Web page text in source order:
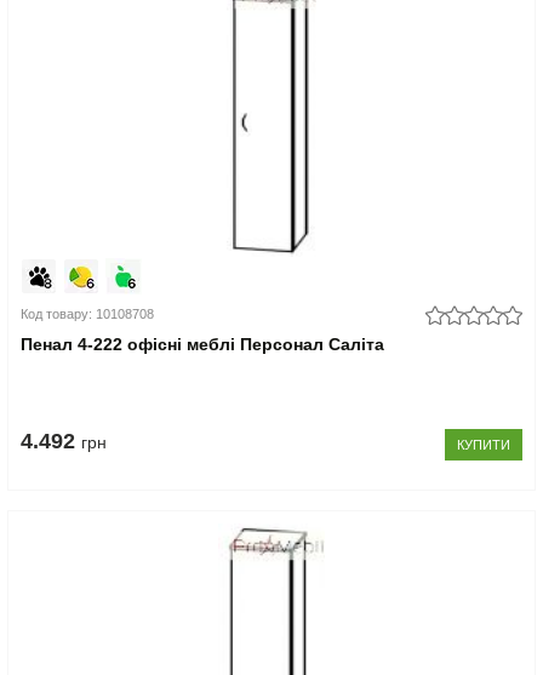
Код товару: 10108708
Пенал 4-222 офісні меблі Персонал Саліта
4.492 грн КУПИТИ